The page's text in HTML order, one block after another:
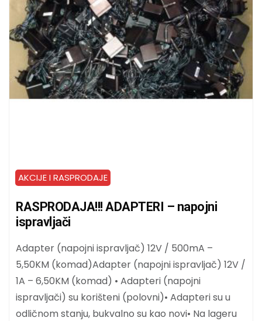
AKCIJE I RASPRODAJE
RASPRODAJA!!! ADAPTERI – napojni
ispravljači
Adapter (napojni ispravljač) 12V / 500mA –
5,50KM (komad)Adapter (napojni ispravljač) 12V /
1A – 6,50KM (komad) • Adapteri (napojni
ispravljači) su korišteni (polovni)• Adapteri su u
odličnom stanju, bukvalno su kao novi• Na lageru